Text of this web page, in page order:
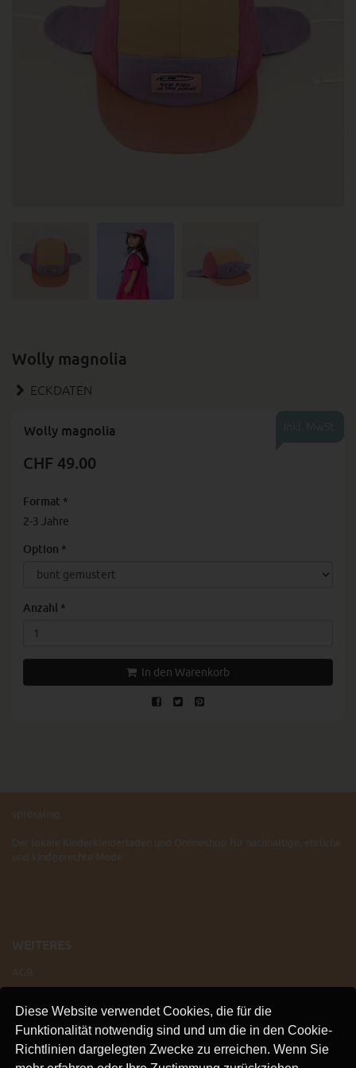
Diese Website verwendet Cookies, die für die
Funktionalität notwendig sind und um die in den Cookie-
Richtlinien dargelegten Zwecke zu erreichen. Wenn Sie
Wolly magnolia
ECKDATEN
Wolly magnolia
CHF 49.00
Format *
2-3 Jahre
Option *
Anzahl *
In den Warenkorb
VERSAND
KONTAKT
LINKS